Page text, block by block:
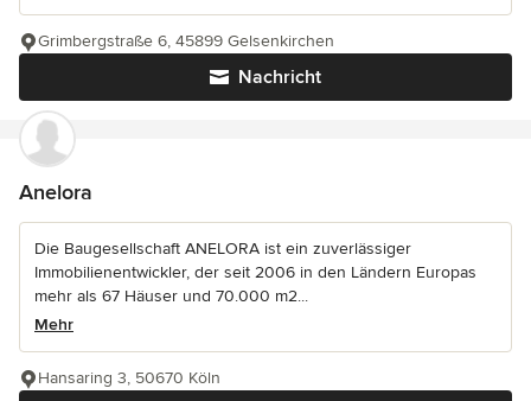
Nachricht
Grimbergstraße 6, 45899 Gelsenkirchen
Anelora
Die Baugesellschaft ANELORA ist ein zuverlässiger
Immobilienentwickler, der seit 2006 in den Ländern Europas
mehr als 67 Häuser und 70.000 m2...
Mehr
Hansaring 3, 50670 Köln